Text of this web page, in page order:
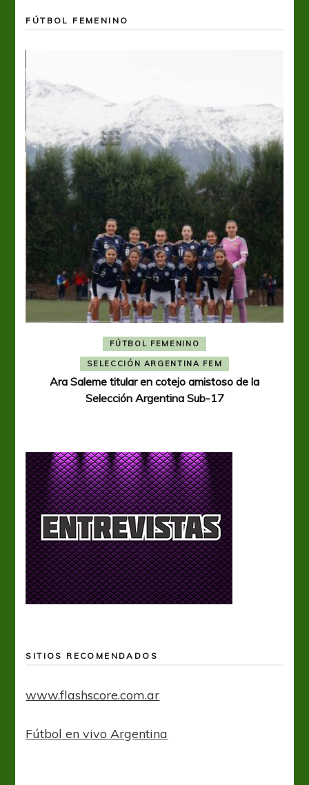
FÚTBOL FEMENINO
FÚTBOL FEMENINO
SELECCIÓN ARGENTINA FEM
Ara Saleme titular en cotejo amistoso de la
Selección Argentina Sub-17
SITIOS RECOMENDADOS
www.flashscore.com.ar
Fútbol en vivo Argentina